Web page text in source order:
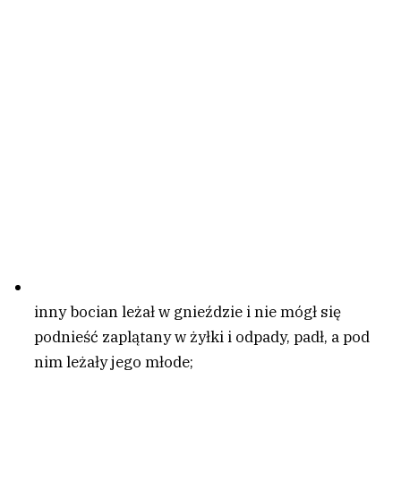
inny bocian leżał w gnieździe i nie mógł się
podnieść zaplątany w żyłki i odpady, padł, a pod
nim leżały jego młode;